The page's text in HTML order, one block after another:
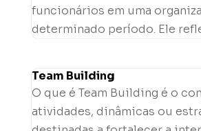
funcionários em uma
determinado período. Ele
Team Building
O que é Team Building é o
atividades, dinâmicas ou